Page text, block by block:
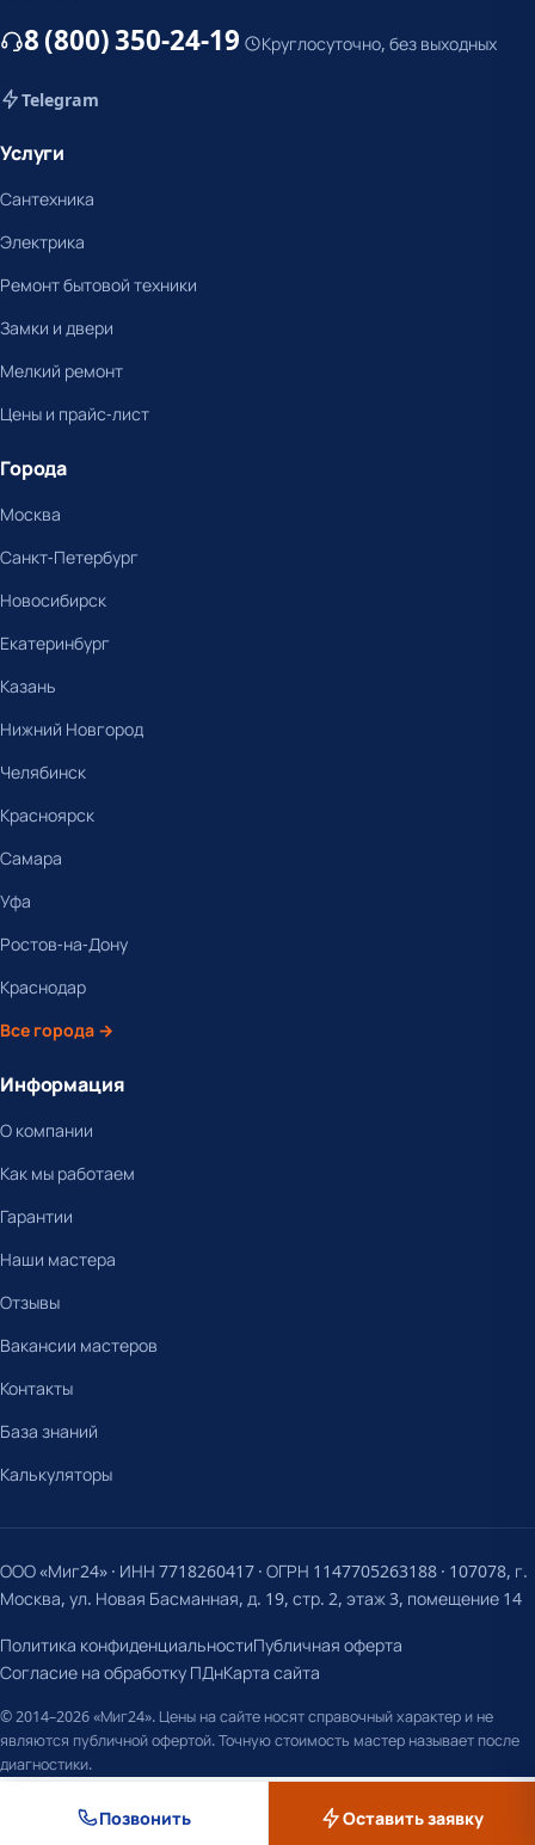
8 (800) 350-24-19 Круглосуточно, без выходных
Telegram
Услуги
Сантехника
Электрика
Ремонт бытовой техники
Замки и двери
Мелкий ремонт
Цены и прайс-лист
Города
Москва
Санкт-Петербург
Новосибирск
Екатеринбург
Казань
Нижний Новгород
Челябинск
Красноярск
Самара
Уфа
Ростов-на-Дону
Краснодар
Все города →
Информация
О компании
Как мы работаем
Гарантии
Наши мастера
Отзывы
Вакансии мастеров
Контакты
База знаний
Калькуляторы
ООО «Миг24» · ИНН 7718260417 · ОГРН 1147705263188 · 107078, г.
Москва, ул. Новая Басманная, д. 19, стр. 2, этаж 3, помещение 14
Политика конфиденциальностиПубличная оферта
Согласие на обработку ПДнКарта сайта
© 2014–2026 «Миг24». Цены на сайте носят справочный характер и не
являются публичной офертой. Точную стоимость мастер называет после
диагностики.
Позвонить Оставить заявку